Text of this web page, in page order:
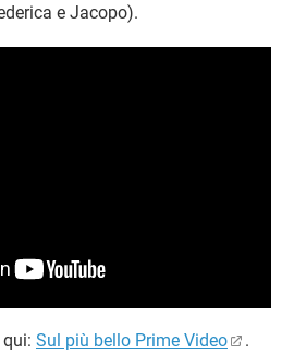
e Jacopo).
Sul più bello Prime Video .